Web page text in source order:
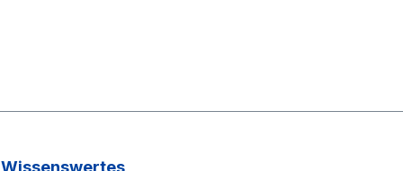
Wissenswertes